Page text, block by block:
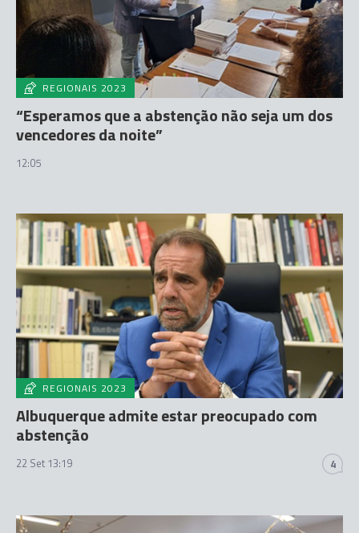
REGIONAIS 2023
“Esperamos que a abstenção não seja um dos
vencedores da noite”
12:05
REGIONAIS 2023
Albuquerque admite estar preocupado com
abstenção
22 Set 13:19 4